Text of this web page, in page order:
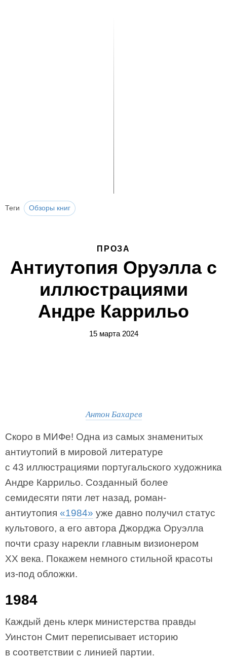
Теги Обзоры книг
ПРОЗА
Антиутопия Оруэлла с
иллюстрациями
Андре Каррильо
15 марта 2024
Антон Бахарев
Скоро в МИФе! Одна из самых знаменитых
антиутопий в мировой литературе
с 43 иллюстрациями португальского художника
Андре Каррильо. Созданный более
семидесяти пяти лет назад, роман-
антиутопия «1984» уже давно получил статус
культового, а его автора Джорджа Оруэлла
почти сразу нарекли главным визионером
XX века. Покажем немного стильной красоты
из-под обложки.
1984
Каждый день клерк министерства правды
Уинстон Смит переписывает историю
в соответствии с линией партии.